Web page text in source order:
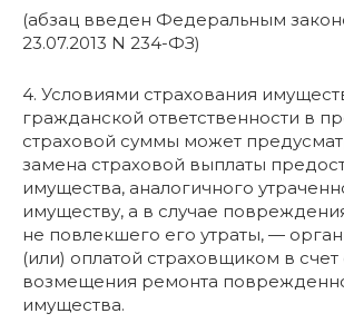
(абзац введен Федеральным
23.07.2013 N 234-ФЗ)
4. Условиями страхования
гражданской ответственности в
страховой суммы может
замена страховой выплаты
имущества, аналогичного
имуществу, а в случае
не повлекшего его утраты, —
(или) оплатой страховщиком в счет
возмещения ремонта
имущества.